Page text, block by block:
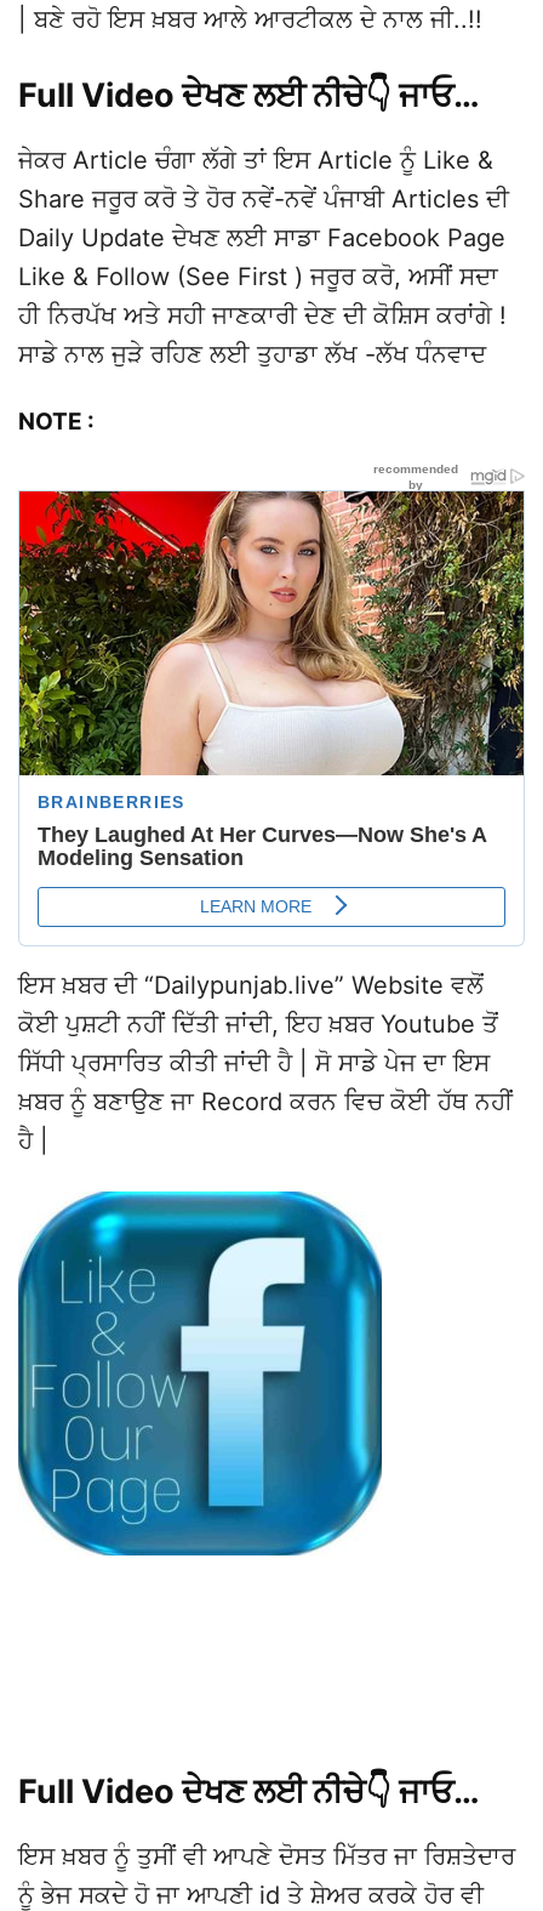
| ਬਣੇ ਰਹੋ ਇਸ ਖ਼ਬਰ ਆਲੇ ਆਰਟੀਕਲ ਦੇ ਨਾਲ ਜੀ..!!
Full Video ਦੇਖਣ ਲਈ ਨੀਚੇ👇 ਜਾਓ…
ਜੇਕਰ Article ਚੰਗਾ ਲੱਗੇ ਤਾਂ ਇਸ Article ਨੂੰ Like &
Share ਜਰੂਰ ਕਰੋ ਤੇ ਹੋਰ ਨਵੇਂ-ਨਵੇਂ ਪੰਜਾਬੀ Articles ਦੀ
Daily Update ਦੇਖਣ ਲਈ ਸਾਡਾ Facebook Page
Like & Follow (See First ) ਜਰੂਰ ਕਰੋ, ਅਸੀਂ ਸਦਾ
ਹੀ ਨਿਰਪੱਖ ਅਤੇ ਸਹੀ ਜਾਣਕਾਰੀ ਦੇਣ ਦੀ ਕੋਸ਼ਿਸ ਕਰਾਂਗੇ !
ਸਾਡੇ ਨਾਲ ਜੁੜੇ ਰਹਿਣ ਲਈ ਤੁਹਾਡਾ ਲੱਖ -ਲੱਖ ਧੰਨਵਾਦ
NOTE :
ਇਸ ਖ਼ਬਰ ਦੀ “Dailypunjab.live” Website ਵਲੋਂ
ਕੋਈ ਪੁਸ਼ਟੀ ਨਹੀਂ ਦਿੱਤੀ ਜਾਂਦੀ, ਇਹ ਖ਼ਬਰ Youtube ਤੋਂ
ਸਿੱਧੀ ਪ੍ਰਸਾਰਿਤ ਕੀਤੀ ਜਾਂਦੀ ਹੈ | ਸੋ ਸਾਡੇ ਪੇਜ ਦਾ ਇਸ
ਖ਼ਬਰ ਨੂੰ ਬਣਾਉਣ ਜਾ Record ਕਰਨ ਵਿਚ ਕੋਈ ਹੱਥ ਨਹੀਂ
ਹੈ |
Full Video ਦੇਖਣ ਲਈ ਨੀਚੇ👇 ਜਾਓ…
ਇਸ ਖ਼ਬਰ ਨੂੰ ਤੁਸੀਂ ਵੀ ਆਪਣੇ ਦੋਸਤ ਮਿੱਤਰ ਜਾ ਰਿਸ਼ਤੇਦਾਰ
ਨੂੰ ਭੇਜ ਸਕਦੇ ਹੋ ਜਾ ਆਪਣੀ id ਤੇ ਸ਼ੇਅਰ ਕਰਕੇ ਹੋਰ ਵੀ